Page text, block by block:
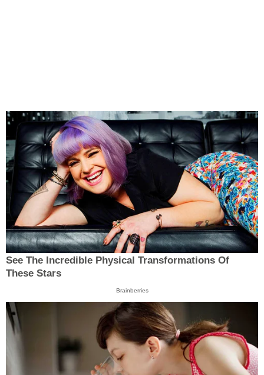
See The Incredible Physical Transformations Of
These Stars
Brainberries